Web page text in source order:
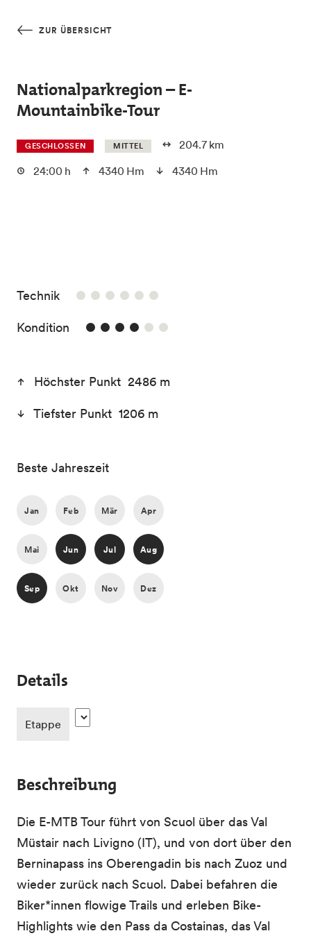
ZUR ÜBERSICHT
Nationalparkregion – E-
Mountainbike-Tour
GESCHLOSSEN MITTEL
204.7 km
24:00 h
4340 Hm 4340 Hm
Technik/6
Kondition 4/6
Höchster Punkt 2486 m
Tiefster Punkt 1206 m
Beste Jahreszeit
Jan Feb Mär Apr
Mai Jun Jul Aug
Sep Okt Nov Dez
Details
Etappe
Beschreibung
Die E-MTB Tour führt von Scuol über das Val
Müstair nach Livigno (IT), und von dort über den
Berninapass ins Oberengadin bis nach Zuoz und
wieder zurück nach Scuol. Dabei befahren die
Biker*innen flowige Trails und erleben Bike-
Highlights wie den Pass da Costainas, das Val